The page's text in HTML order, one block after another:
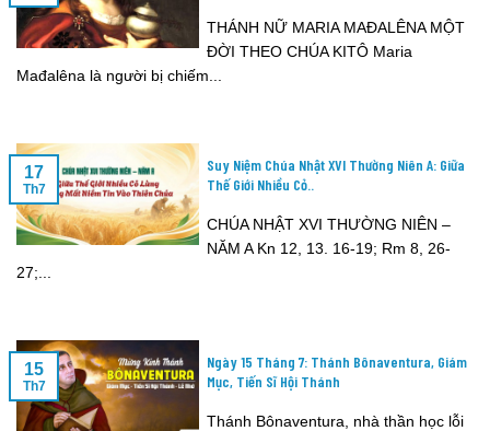
THÁNH NỮ MARIA MAĐALÊNA MỘT
ĐỜI THEO CHÚA KITÔ Maria
Mađalêna là người bị chiếm...
Suy Niệm Chúa Nhật XVI Thường Niên A: Giữa
Thế Giới Nhiều Cỏ..
CHÚA NHẬT XVI THƯỜNG NIÊN –
NĂM A Kn 12, 13. 16-19; Rm 8, 26-
27;...
17
Th7
Ngày 15 Tháng 7: Thánh Bônaventura, Giám
Mục, Tiến Sĩ Hội Thánh
Thánh Bônaventura, nhà thần học lỗi
15
Th7